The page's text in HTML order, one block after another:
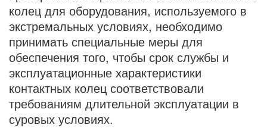
колец для оборудования, используемого в
экстремальных условиях, необходимо
принимать специальные меры для
обеспечения того, чтобы срок службы и
эксплуатационные характеристики
контактных колец соответствовали
требованиям длительной эксплуатации в
суровых условиях.